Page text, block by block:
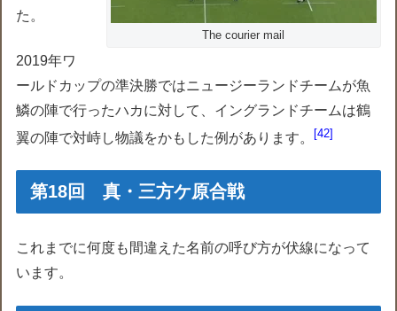
The courier mail
た。
2019年ワ
ールドカップの準決勝ではニュージーランドチームが魚
鱗の陣で行ったハカに対して、イングランドチームは鶴
翼の陣で対峙し物議をかもした例があります。
42
第18回 真・三方ケ原合戦
これまでに何度も間違えた名前の呼び方が伏線になって
います。